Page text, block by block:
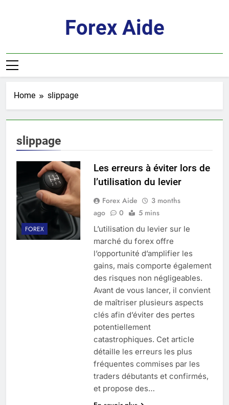
Forex Aide
Home slippage
slippage
FOREX
Les erreurs à éviter lors de
l’utilisation du levier
Forex Aide
3 months
ago
0 5 mins
L’utilisation du levier sur le
marché du forex offre
l’opportunité d’amplifier les
gains, mais comporte également
des risques non négligeables.
Avant de vous lancer, il convient
de maîtriser plusieurs aspects
clés afin d’éviter des pertes
potentiellement
catastrophiques. Cet article
détaille les erreurs les plus
fréquentes commises par les
traders débutants et confirmés,
et propose des…